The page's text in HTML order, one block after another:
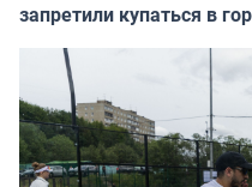
запретили купаться в